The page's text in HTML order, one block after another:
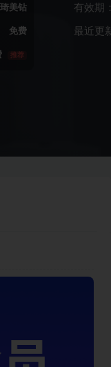
美钻
免费
推荐
有效期
最近更